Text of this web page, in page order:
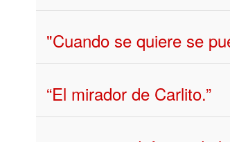
"Cuando se quiere se
“El mirador de Carlito.”